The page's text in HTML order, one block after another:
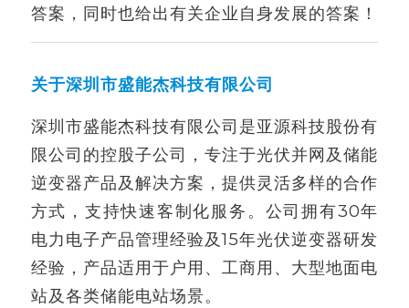
答案，同时也给出有关企业自身发展的答案！
关于深圳市盛能杰科技有限公司
深圳市盛能杰科技有限公司是亚源科技股份有
限公司的控股子公司，专注于光伏并网及储能
逆变器产品及解决方案，提供灵活多样的合作
方式，支持快速客制化服务。公司拥有30年
电力电子产品管理经验及15年光伏逆变器研发
经验，产品适用于户用、工商用、大型地面电
站及各类储能电站场景。